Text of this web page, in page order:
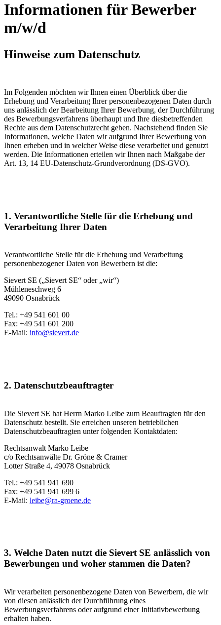
Informationen für Bewerber
m/w/d
Hinweise zum Datenschutz
Im Folgenden möchten wir Ihnen einen Überblick über die
Erhebung und Verarbeitung Ihrer personenbezogenen Daten durch
uns anlässlich der Bearbeitung Ihrer Bewerbung, der Durchführung
des Bewerbungsverfahrens überhaupt und Ihre diesbetreffenden
Rechte aus dem Datenschutzrecht geben. Nachstehend finden Sie
Informationen, welche Daten wir aufgrund Ihrer Bewerbung von
Ihnen erheben und in welcher Weise diese verarbeitet und genutzt
werden. Die Informationen erteilen wir Ihnen nach Maßgabe der
Art. 13, 14 EU-Datenschutz-Grundverordnung (DS-GVO).
1. Verantwortliche Stelle für die Erhebung und
Verarbeitung Ihrer Daten
Verantwortliche Stelle für die Erhebung und Verarbeitung
personenbezogener Daten von Bewerbern ist die:
Sievert SE („Sievert SE“ oder „wir“)
Mühleneschweg 6
49090 Osnabrück
Tel.: +49 541 601 00
Fax: +49 541 601 200
E-Mail: info@sievert.de
2. Datenschutzbeauftragter
Die Sievert SE hat Herrn Marko Leibe zum Beauftragten für den
Datenschutz bestellt. Sie erreichen unseren betrieblichen
Datenschutzbeauftragten unter folgenden Kontaktdaten:
Rechtsanwalt Marko Leibe
c/o Rechtsanwälte Dr. Gröne & Cramer
Lotter Straße 4, 49078 Osnabrück
Tel.: +49 541 941 690
Fax: +49 541 941 699 6
E-Mail: leibe@ra-groene.de
3. Welche Daten nutzt die Sievert SE anlässlich von
Bewerbungen und woher stammen die Daten?
Wir verarbeiten personenbezogene Daten von Bewerbern, die wir
von diesen anlässlich der Durchführung eines
Bewerbungsverfahrens oder aufgrund einer Initiativbewerbung
erhalten haben.